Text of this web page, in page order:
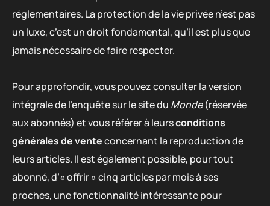
réglementaires. La protection de la vie privée n’est pas
un luxe, c’est un droit fondamental, qu’il est plus que
jamais nécessaire de faire respecter.
Pour approfondir, vous pouvez consulter la version
intégrale de l’enquête sur le site du Monde(réservée
aux abonnés) et vous référer à leursconditions
générales de venteconcernant la reproduction de
leurs articles. Il est également possible, pour tout
abonné, d’« offrir » cinq articles par mois à ses
proches, une fonctionnalité intéressante pour